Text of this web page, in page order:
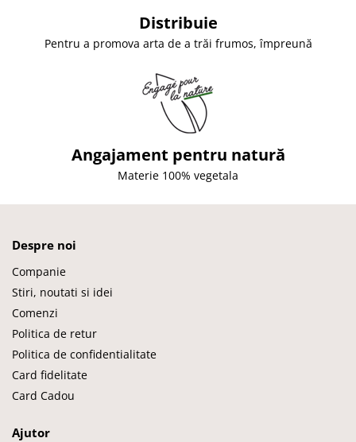
Distribuie
Pentru a promova arta de a trăi frumos, împreună
Angajament pentru natură
Materie 100% vegetala
Despre noi
Companie
Stiri, noutati si idei
Comenzi
Politica de retur
Politica de confidentialitate
Card fidelitate
Card Cadou
Ajutor